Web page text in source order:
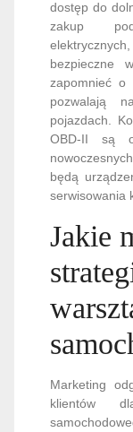
dostęp do
zakup
bezpieczne
zapomnieć o
pozwalają
pojazdach.
OBD-II są
będą
serwisowania
Jakie
Marketing
klientów